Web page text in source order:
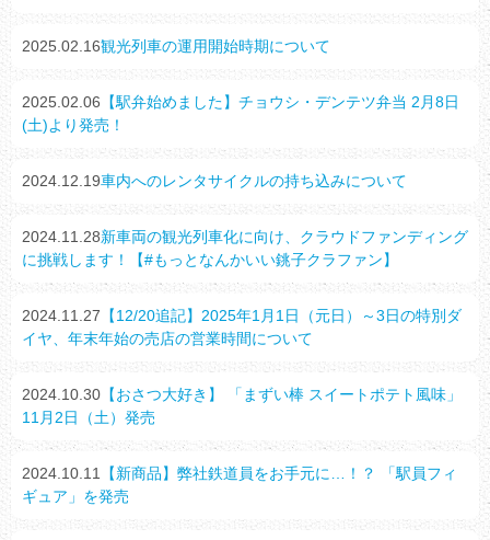
2025.02.16観光列車の運用開始時期について
2025.02.06 【駅弁始めました】チョウシ・デンテツ弁当 2月8日
(土)より発売！
2024.12.19車内へのレンタサイクルの持ち込みについて
2024.11.28新車両の観光列車化に向け、クラウドファンディング
に挑戦します！【#もっとなんかいい銚子クラファン】
2024.11.27 【12/20追記】2025年1月1日（元日）～3日の特別ダ
イヤ、年末年始の売店の営業時間について
2024.10.30 【おさつ大好き】 「まずい棒 スイートポテト風味」
11月2日（土）発売
2024.10.11
【新商品】弊社鉄道員をお手元に…！？ 「駅員フィ
ギュア」を発売